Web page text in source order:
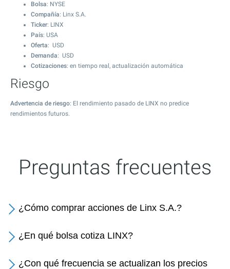
Bolsa: NYSE
Compañía: Linx S.A.
Ticker: LINX
País: USA
Oferta: USD
Demanda: USD
Cotizaciones: en tiempo real, actualización automática
Riesgo
Advertencia de riesgo: El rendimiento pasado de LINX no predice
rendimientos futuros.
Preguntas frecuentes
¿Cómo comprar acciones de Linx S.A.?
¿En qué bolsa cotiza LINX?
¿Con qué frecuencia se actualizan los precios